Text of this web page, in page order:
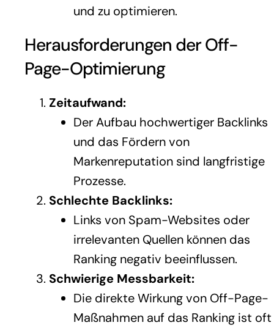
und zu optimieren.
Herausforderungen der Off-
Page-Optimierung
Zeitaufwand:
Der Aufbau hochwertiger Backlinks
und das Fördern von
Markenreputation sind langfristige
Prozesse.
Schlechte Backlinks:
Links von Spam-Websites oder
irrelevanten Quellen können das
Ranking negativ beeinflussen.
Schwierige Messbarkeit:
Die direkte Wirkung von Off-Page-
Maßnahmen auf das Ranking ist oft